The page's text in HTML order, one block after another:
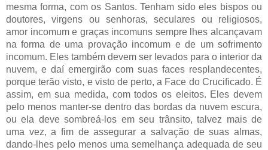
mesma forma, com os Santos. Tenham sido eles bispos ou
doutores, virgens ou senhoras, seculares ou religiosos,
amor incomum e graças incomuns sempre lhes alcançavam
na forma de uma provação incomum e de um sofrimento
incomum. Eles também devem ser levados para o interior da
nuvem, e daí emergirão com suas faces resplandecentes,
porque terão visto, e visto de perto, a Face do Crucificado. É
assim, em sua medida, com todos os eleitos. Eles devem
pelo menos manter-se dentro das bordas da nuvem escura,
ou ela deve sombreá-los em seu trânsito, talvez mais de
uma vez, a fim de assegurar a salvação de suas almas,
dando-lhes pelo menos uma semelhança adequada de seu